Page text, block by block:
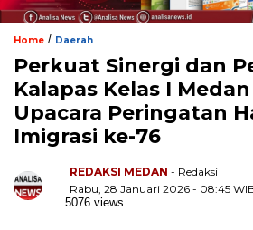
Home / Daerah
Perkuat Sinergi dan
Kalapas Kelas I
Upacara Peringatan
Imigrasi ke-76
REDAKSI MEDAN - Redaksi
Rabu, 28 Januari 2026 - 08:45
5076 views